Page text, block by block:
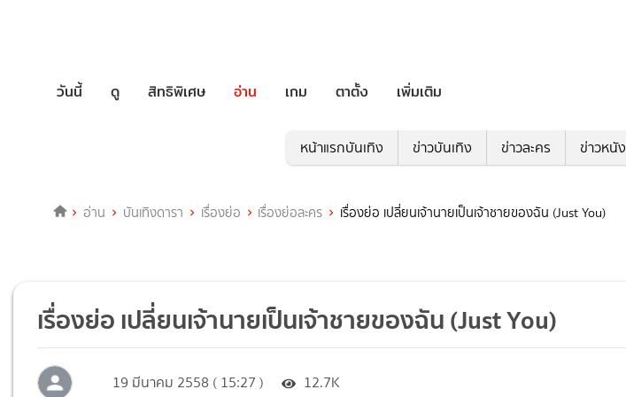
วันนี้ ดู สิทธิพิเศษ อ่าน เกม ตาตั้ง เพิ่มเติม
หน้าแรกบันเทิง ข่าวบันเทิง ข่าวละคร ข่าวหนัง
อ่าน บันเทิงดารา เรื่องย่อ เรื่องย่อละคร เรื่องย่อ เปลี่ยนเจ้านายเป็นเจ้าชายของฉัน (Just You)
เรื่องย่อ เปลี่ยนเจ้านายเป็นเจ้าชายของฉัน (Just You)
19 มีนาคม 2558 ( 15:27 ) 12.7K